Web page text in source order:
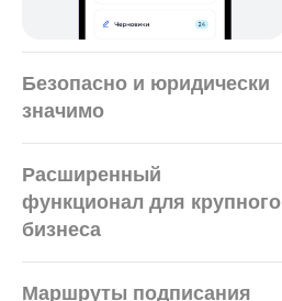
Маршруты подписания
Расширенный
функционал для крупного
бизнеса
Безопасно и юридически
значимо